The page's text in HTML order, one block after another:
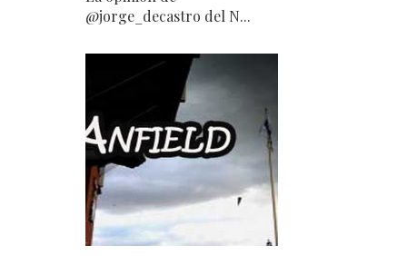
@jorge_decastro del N...